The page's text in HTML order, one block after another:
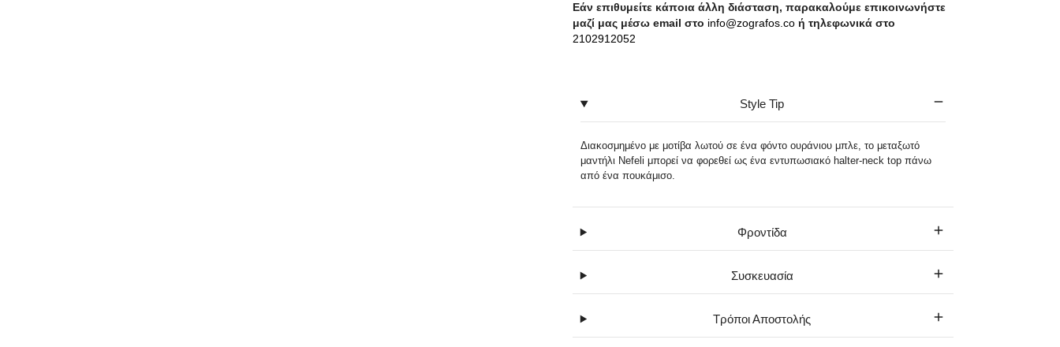
ποσότητα
Εάν επιθυμείτε κάποια άλλη διάσταση, παρακαλούμε επικοινωνήστε
μαζί μας μέσω email στο info@zografos.coή τηλεφωνικά στο
2102912052
Style Tip
Διακοσμημένο με μοτίβα λωτού σε ένα φόντο ουράνιου μπλε, το μεταξωτό
μαντήλι Nefeli μπορεί να φορεθεί ως ένα εντυπωσιακό halter-neck top πάνω
από ένα πουκάμισο.
Φροντίδα
Συσκευασία
Τρόποι Αποστολής